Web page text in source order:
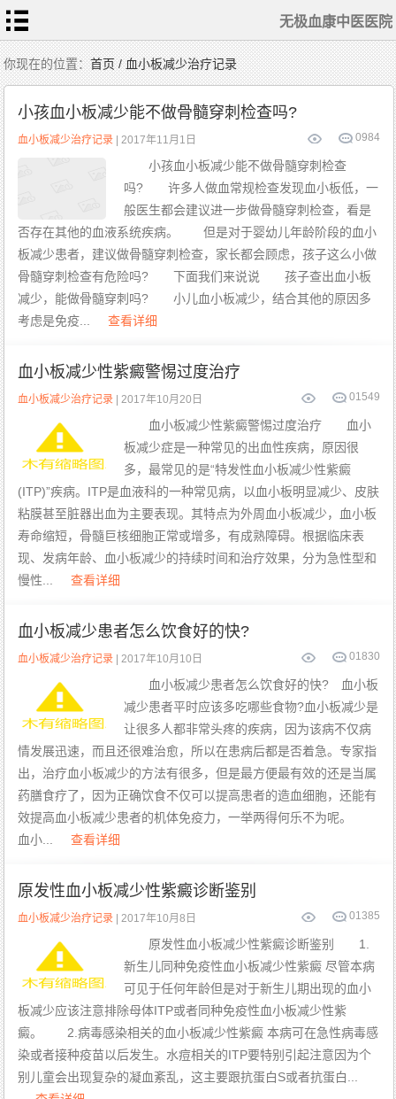
无极血康中医医院
首
页
医
生
随
笔
疾
病
动
态
白
血
病
治
疗
ITP
治
再
障
治
疗
MDS
治疗
血
康
动
态
你现在的位置：首页 / 血小板减少治疗记录
小孩血小板减少能不做骨髓穿刺检查吗?
984
0
血小板减少治疗记录 | 2017年11月1日
小孩血小板减少能不做骨髓穿刺检查
吗? 许多人做血常规检查发现血小板低，一
般医生都会建议进一步做骨髓穿刺检查，看是
否存在其他的血液系统疾病。 但是对于婴幼儿年龄阶段的血小
板减少患者，建议做骨髓穿刺检查，家长都会顾虑，孩子这么小做
骨髓穿刺检查有危险吗? 下面我们来说说 孩子查出血小板
减少，能做骨髓穿刺吗? 小儿血小板减少，结合其他的原因多
考虑是免疫...
查看详细
血小板减少性紫癜警惕过度治疗
1549
0
血小板减少治疗记录 | 2017年10月20日
血小板减少性紫癜警惕过度治疗 血小
板减少症是一种常见的出血性疾病，原因很
多，最常见的是“特发性血小板减少性紫癜
(ITP)”疾病。ITP是血液科的一种常见病，以血小板明显减少、皮肤
粘膜甚至脏器出血为主要表现。其特点为外周血小板减少，血小板
寿命缩短，骨髓巨核细胞正常或增多，有成熟障碍。根据临床表
现、发病年龄、血小板减少的持续时间和治疗效果，分为急性型和
慢性...
查看详细
血小板减少患者怎么饮食好的快?
1830
0
血小板减少治疗记录 | 2017年10月10日
血小板减少患者怎么饮食好的快? 血小板
减少患者平时应该多吃哪些食物?血小板减少是
让很多人都非常头疼的疾病，因为该病不仅病
情发展迅速，而且还很难治愈，所以在患病后都是否着急。专家指
出，治疗血小板减少的方法有很多，但是最方便最有效的还是当属
药膳食疗了，因为正确饮食不仅可以提高患者的造血细胞，还能有
效提高血小板减少患者的机体免疫力，一举两得何乐不为呢。
血小...
查看详细
原发性血小板减少性紫癜诊断鉴别
1385
0
血小板减少治疗记录 | 2017年10月8日
原发性血小板减少性紫癜诊断鉴别 1.
新生儿同种免疫性血小板减少性紫癜 尽管本病
可见于任何年龄但是对于新生儿期出现的血小
板减少应该注意排除母体ITP或者同种免疫性血小板减少性紫
癜。 2.病毒感染相关的血小板减少性紫癜 本病可在急性病毒感
染或者接种疫苗以后发生。水痘相关的ITP要特别引起注意因为个
别儿童会出现复杂的凝血紊乱，这主要跟抗蛋白S或者抗蛋白...